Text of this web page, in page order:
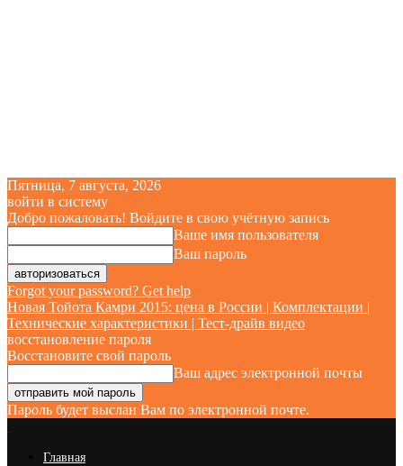
Пятница, 7 августа, 2026
войти в систему
Добро пожаловать! Войдите в свою учётную запись
Ваше имя пользователя
Ваш пароль
Forgot your password? Get help
Новая Тойота Камри 2015: цена в России | Комплектации |
Технические характеристики | Тест-драйв видео
восстановление пароля
Восстановите свой пароль
Ваш адрес электронной почты
Пароль будет выслан Вам по электронной почте.
Главная